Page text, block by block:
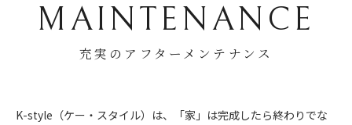
MAINTENANCE
充実のアフターメンテナンス
K-style（ケー・スタイル）は、「家」は完成したら終わりでな